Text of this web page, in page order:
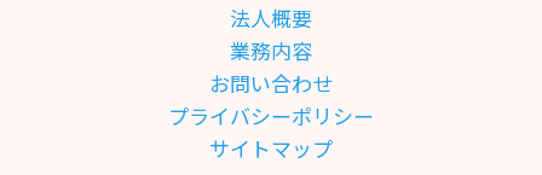
法人概要
業務内容
お問い合わせ
プライバシーポリシー
サイトマップ